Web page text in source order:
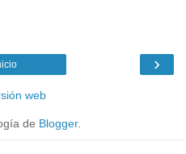
›
web
de Blogger.